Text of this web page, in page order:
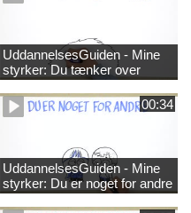
UddannelsesGuiden - Mine
styrker: Du tænker over
tingene
00:34
UddannelsesGuiden - Mine
styrker: Du er noget for andre